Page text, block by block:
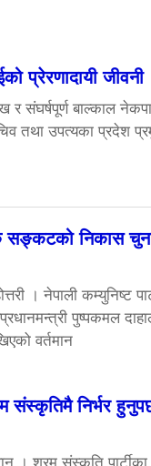
प्रेरणादायी जीवनी
र संघर्षपूर्ण बाल्काल
तथा उपत्यका प्रदेश
सङ्कटको निकास
। नेपाली कम्युनिष्ट
पुष्पकमल
वर्तमान
निर्भर